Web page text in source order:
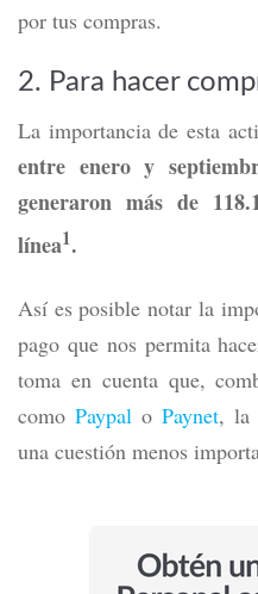
por tus compras.
2. Para hacer
La importancia de esta
entre enero y
generaron más de
línea1.
Así es posible notar la
pago que nos permita
toma en cuenta que,
como Paypal o Paynet, la
una cuestión menos